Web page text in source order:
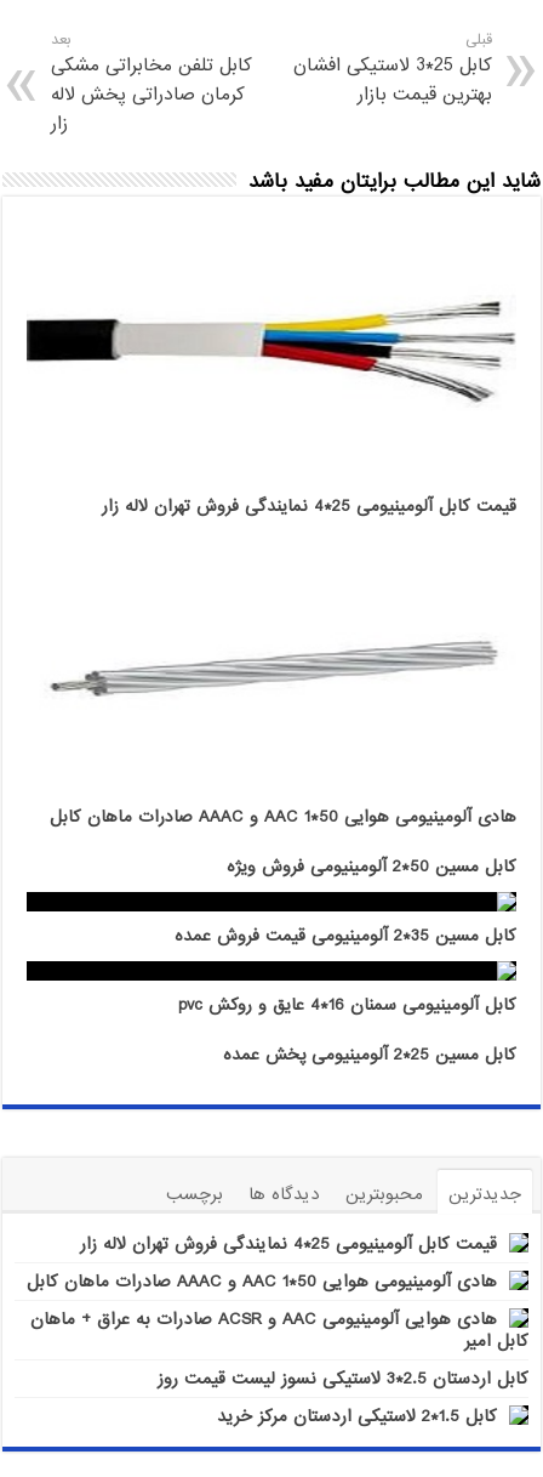
قبلی
کابل 25*3 لاستیکی افشان
بهترین قیمت بازار
بعد
کابل تلفن مخابراتی مشکی
کرمان صادراتی پخش لاله
زار
شاید این مطالب برایتان مفید باشد
قیمت کابل آلومینیومی 25*4 نمایندگی فروش تهران لاله زار
هادی آلومینیومی هوایی 50*1 AAC و AAAC صادرات ماهان کابل
کابل مسین 50*2 آلومینیومی فروش ویژه
کابل مسین 35*2 آلومینیومی قیمت فروش عمده
کابل آلومینیومی سمنان 16*4 عایق و روکش pvc
کابل مسین 25*2 آلومینیومی پخش عمده
جدیدترین محبوبترین دیدگاه ها
برچسب
قیمت کابل آلومینیومی 25*4 نمایندگی فروش تهران لاله زار
هادی آلومینیومی هوایی 50*1 AAC و AAAC صادرات ماهان کابل
هادی هوایی آلومینیومی AAC و ACSR صادرات به عراق + ماهان
کابل امیر
کابل اردستان 2.5*3 لاستیکی نسوز لیست قیمت روز
کابل 1.5*2 لاستیکی اردستان مرکز خرید